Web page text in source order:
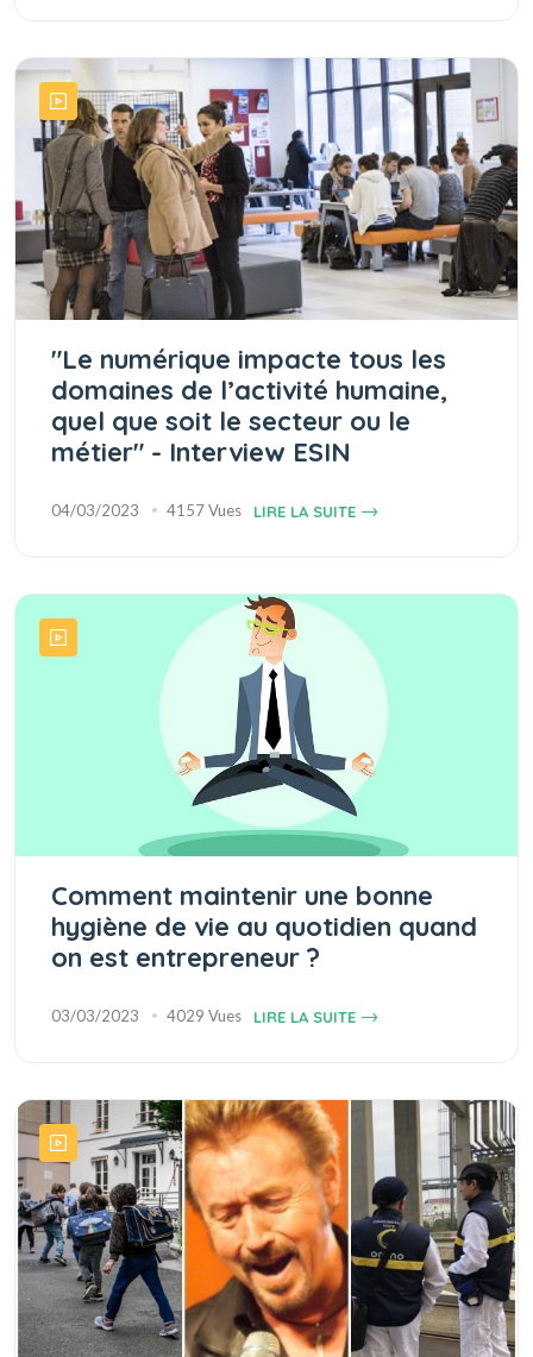
"Le numérique impacte tous les
domaines de l’activité humaine,
quel que soit le secteur ou le
métier" - Interview ESIN
04/03/2023 4157 Vues LIRE LA SUITE
Comment maintenir une bonne
hygiène de vie au quotidien quand
on est entrepreneur ?
03/03/2023 4029 Vues LIRE LA SUITE